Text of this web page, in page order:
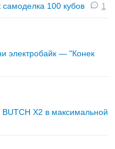
100 кубов 1
электробайк — "Конек
X2 в максимальной